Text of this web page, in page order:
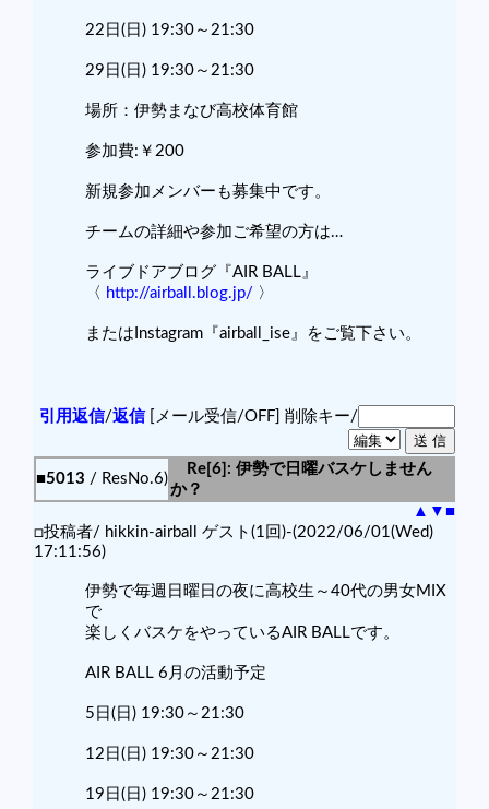
22日(日) 19:30～21:30
29日(日) 19:30～21:30
場所：伊勢まなび高校体育館
参加費:￥200
新規参加メンバーも募集中です。
チームの詳細や参加ご希望の方は…
ライブドアブログ『AIR BALL』
〈 http://airball.blog.jp/ 〉
またはInstagram『airball_ise』をご覧下さい。
引用返信/返信[メール受信/OFF] 削除キー/
■5013 / ResNo.6)
Re[6]: 伊勢で日曜バスケしません
か？
▲ ▼ ■
□投稿者/ hikkin-airball ゲスト(1回)-(2022/06/01(Wed)
17:11:56)
伊勢で毎週日曜日の夜に高校生～40代の男女MIX
で
楽しくバスケをやっているAIR BALLです。
AIR BALL 6月の活動予定
5日(日) 19:30～21:30
12日(日) 19:30～21:30
19日(日) 19:30～21:30